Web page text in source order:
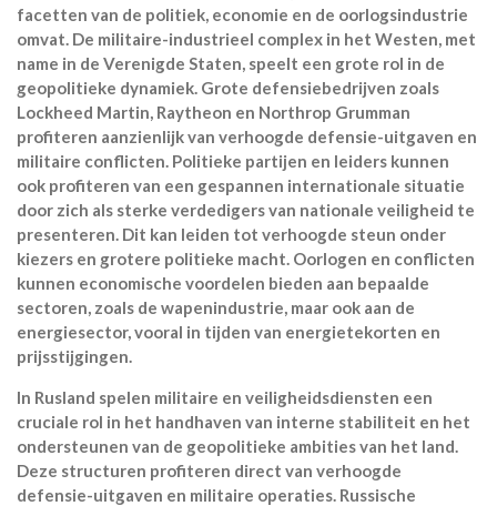
facetten van de politiek, economie en de oorlogsindustrie
omvat. De militaire-industrieel complex in het Westen, met
name in de Verenigde Staten, speelt een grote rol in de
geopolitieke dynamiek. Grote defensiebedrijven zoals
Lockheed Martin, Raytheon en Northrop Grumman
profiteren aanzienlijk van verhoogde defensie-uitgaven en
militaire conflicten. Politieke partijen en leiders kunnen
ook profiteren van een gespannen internationale situatie
door zich als sterke verdedigers van nationale veiligheid te
presenteren. Dit kan leiden tot verhoogde steun onder
kiezers en grotere politieke macht. Oorlogen en conflicten
kunnen economische voordelen bieden aan bepaalde
sectoren, zoals de wapenindustrie, maar ook aan de
energiesector, vooral in tijden van energietekorten en
prijsstijgingen.
In Rusland spelen militaire en veiligheidsdiensten een
cruciale rol in het handhaven van interne stabiliteit en het
ondersteunen van de geopolitieke ambities van het land.
Deze structuren profiteren direct van verhoogde
defensie-uitgaven en militaire operaties. Russische